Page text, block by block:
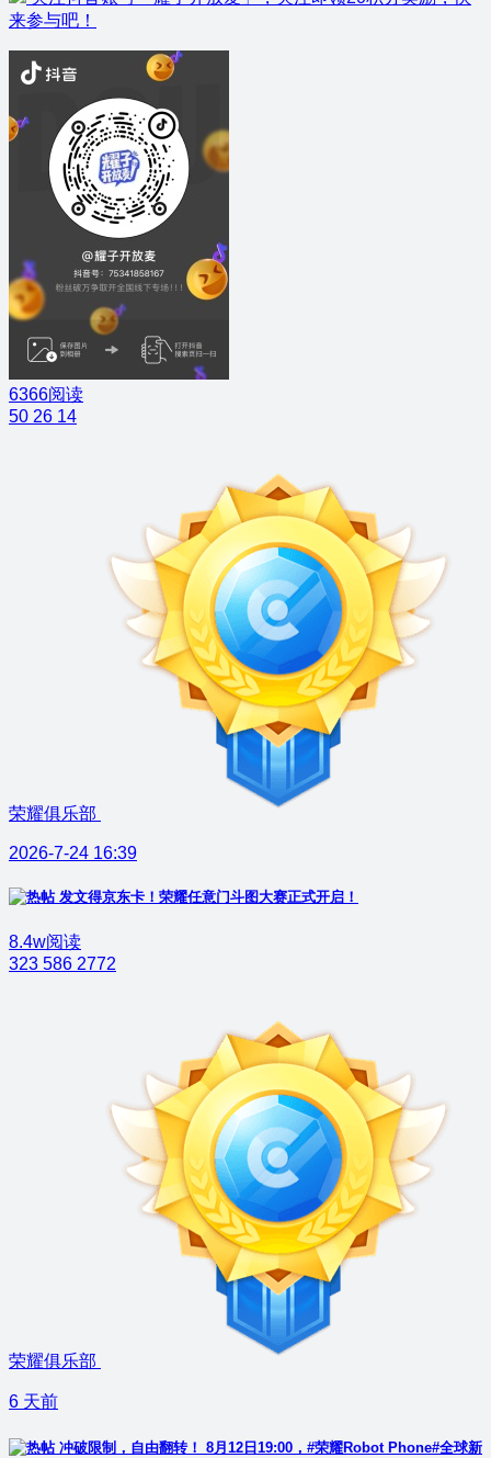
来参与吧！
6366阅读
50 26 14
荣耀俱乐部
2026-7-24 16:39
发文得京东卡！荣耀任意门斗图大赛正式开启！
8.4w阅读
323 586 2772
荣耀俱乐部
6 天前
冲破限制，自由翻转！ 8月12日19:00，#荣耀Robot Phone#全球新